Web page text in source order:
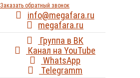
Заказать обратный звонок
info@megafara.ru
megafara.ru
Группа в ВК
Канал на YouTube
WhatsApp
Telegramm